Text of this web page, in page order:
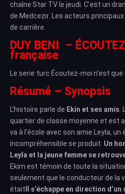
chaîne Star TV le jeudi. C’est un
de Medcezir. Les acteurs
de carrière.
DUY BENI –
française
Le serie turc Écoutez-moi n’est
Résumé – Synopsis
L’histoire parle de Ekin et ses amis
quartier de classe moyenne et est
va à l’école avec son amie Leyla,
incompréhensible se produit. Un
Leyla et la jeune femme se
Ekim est témoin de toute la
seulement que le conducteur de la
était Il s’échappe en direction